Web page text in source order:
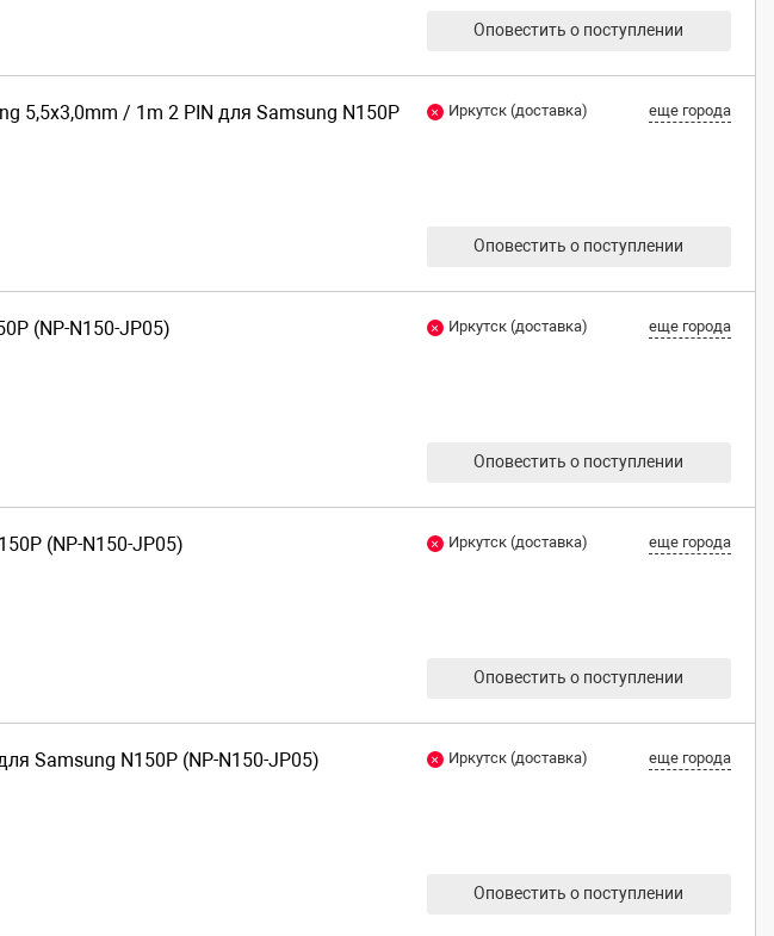
Оповестить о поступлении
5,5x3,0mm / 1m 2 PIN для Samsung N150P
Иркутск (доставка) еще города
Оповестить о поступлении
(NP-N150-JP05) Иркутск (доставка) еще города
Оповестить о поступлении
(NP-N150-JP05) Иркутск (доставка) еще города
Оповестить о поступлении
Samsung N150P (NP-N150-JP05) Иркутск (доставка) еще города
Оповестить о поступлении